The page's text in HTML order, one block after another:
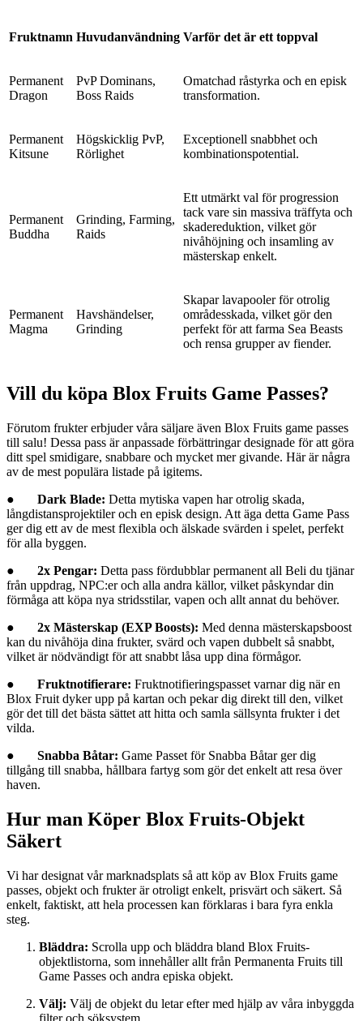
Fruktnamn Huvudanvändning Varför det är ett toppval
Permanent
Dragon
PvP Dominans,
Boss Raids
Omatchad råstyrka och en episk
transformation.
Permanent
Kitsune
Högskicklig PvP,
Rörlighet
Exceptionell snabbhet och
kombinationspotential.
Permanent
Buddha
Grinding, Farming,
Raids
Ett utmärkt val för progression
tack vare sin massiva träffyta och
skadereduktion, vilket gör
nivåhöjning och insamling av
mästerskap enkelt.
Permanent
Magma
Havshändelser,
Grinding
Skapar lavapooler för otrolig
områdesskada, vilket gör den
perfekt för att farma Sea Beasts
och rensa grupper av fiender.
Vill du köpa Blox Fruits Game Passes?
Förutom frukter erbjuder våra säljare även Blox Fruits game passes
till salu! Dessa pass är anpassade förbättringar designade för att göra
ditt spel smidigare, snabbare och mycket mer givande. Här är några
av de mest populära listade på igitems.
● Dark Blade: Detta mytiska vapen har otrolig skada,
långdistansprojektiler och en episk design. Att äga detta Game Pass
ger dig ett av de mest flexibla och älskade svärden i spelet, perfekt
för alla byggen.
● 2x Pengar: Detta pass fördubblar permanent all Beli du tjänar
från uppdrag, NPC:er och alla andra källor, vilket påskyndar din
förmåga att köpa nya stridsstilar, vapen och allt annat du behöver.
● 2x Mästerskap (EXP Boosts): Med denna mästerskapsboost
kan du nivåhöja dina frukter, svärd och vapen dubbelt så snabbt,
vilket är nödvändigt för att snabbt låsa upp dina förmågor.
● Fruktnotifierare: Fruktnotifieringspasset varnar dig när en
Blox Fruit dyker upp på kartan och pekar dig direkt till den, vilket
gör det till det bästa sättet att hitta och samla sällsynta frukter i det
vilda.
● Snabba Båtar: Game Passet för Snabba Båtar ger dig
tillgång till snabba, hållbara fartyg som gör det enkelt att resa över
haven.
Hur man Köper Blox Fruits-Objekt
Säkert
Vi har designat vår marknadsplats så att köp av Blox Fruits game
passes, objekt och frukter är otroligt enkelt, prisvärt och säkert. Så
enkelt, faktiskt, att hela processen kan förklaras i bara fyra enkla
steg.
Bläddra: Scrolla upp och bläddra bland Blox Fruits-
objektlistorna, som innehåller allt från Permanenta Fruits till
Game Passes och andra episka objekt.
Välj: Välj de objekt du letar efter med hjälp av våra inbyggda
filter och söksystem.